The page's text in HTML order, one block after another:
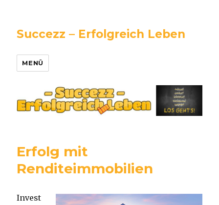
Succezz – Erfolgreich Leben
MENÜ
Erfolg mit
Renditeimmobilien
Invest